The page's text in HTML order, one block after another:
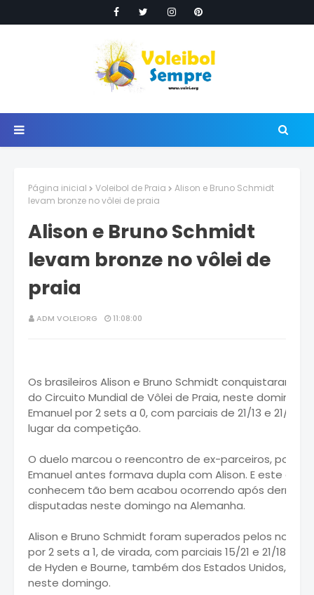
Página inicial Voleibol de Praia
Alison e Bruno Schmidt
levam bronze no vôlei de praia
Alison e Bruno Schmidt
levam bronze no vôlei de
praia
ADM VOLEIORG 11:08:00
Os brasileiros Alison e Bruno Schmidt conquistaram
do Circuito Mundial de Vôlei de Praia, neste
Emanuel por 2 sets a 0, com parciais de 21/13 e 21/
lugar da competição.
O duelo marcou o reencontro de ex-parceiros, pois
Emanuel antes formava dupla com Alison. E este
conhecem tão bem acabou ocorrendo após
disputadas neste domingo na Alemanha.
Alison e Bruno Schmidt foram superados pelos
por 2 sets a 1, de virada, com parciais 15/21 e 21/18 e
de Hyden e Bourne, também dos Estados Unidos, por
neste domingo.